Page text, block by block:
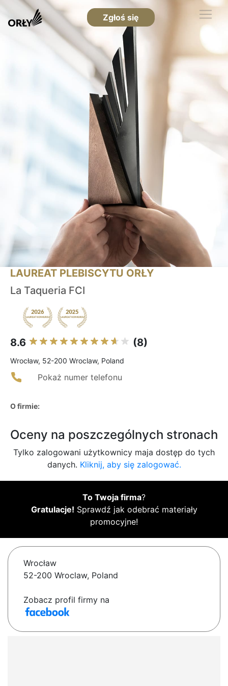
Zgłoś się
LAUREAT PLEBISCYTU ORŁY
La Taqueria FCI
8.6 (8)
Wrocław, 52-200 Wroclaw, Poland
Pokaż numer telefonu
O firmie:
Oceny na poszczególnych stronach
Tylko zalogowani użytkownicy maja dostęp do tych
danych. Kliknij, aby się zalogować.
To Twoja firma?
Gratulacje! Sprawdź jak odebrać materiały
promocyjne!
Wrocław
52-200 Wroclaw, Poland
Zobacz profil firmy na